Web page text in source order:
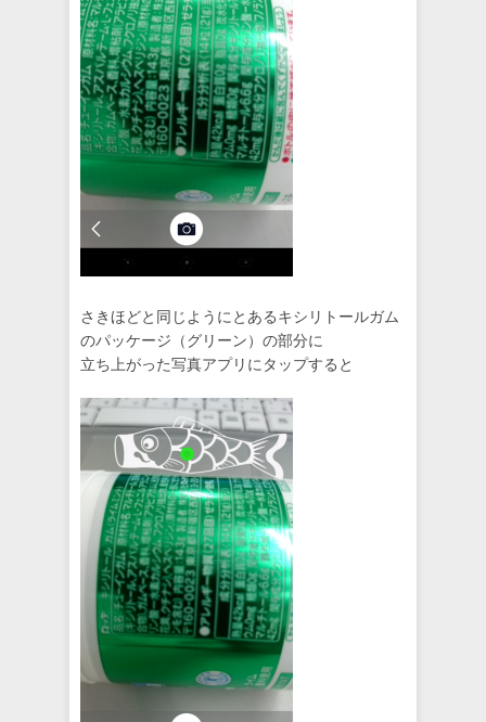
さきほどと同じようにとあるキシリトールガム
のパッケージ（グリーン）の部分に
立ち上がった写真アプリにタップすると